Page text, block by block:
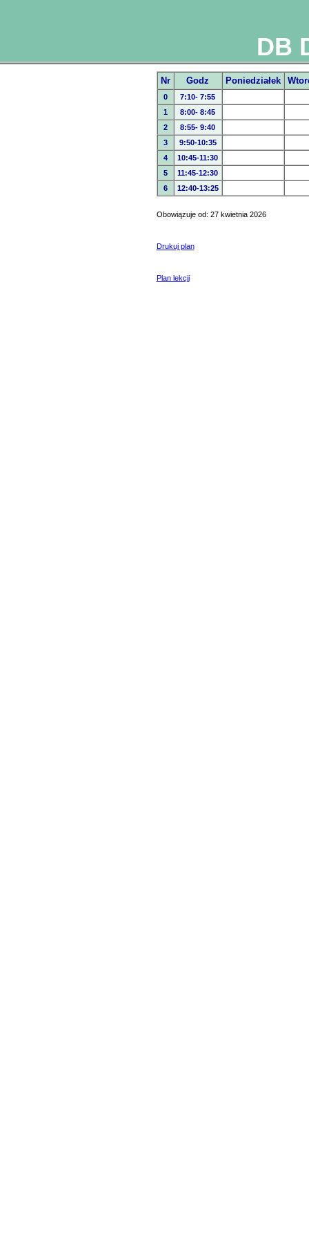
DB
Nr Godz Poniedziałek
0
7:10- 7:55
1
8:00- 8:45
2
8:55- 9:40
3
9:50-10:35
4
10:45-11:30
5
11:45-12:30
6
12:40-13:25
Obowiązuje od: 27 kwietnia 2026
Drukuj plan
Plan lekcji